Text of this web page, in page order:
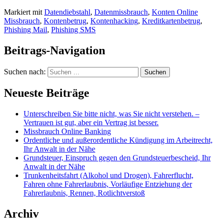
Markiert mit Datendiebstahl, Datenmissbrauch, Konten Online
Missbrauch, Kontenbetrug, Kontenhacking, Kreditkartenbetrug,
Phishing Mail, Phishing SMS
Beitrags-Navigation
Suchen nach:
Neueste Beiträge
Unterschreiben Sie bitte nicht, was Sie nicht verstehen. –
Vertrauen ist gut, aber ein Vertrag ist besser.
Missbrauch Online Banking
Ordentliche und außerordentliche Kündigung im Arbeitrecht,
Ihr Anwalt in der Nähe
Grundsteuer, Einspruch gegen den Grundsteuerbescheid, Ihr
Anwalt in der Nähe
Trunkenheitsfahrt (Alkohol und Drogen), Fahrerflucht,
Fahren ohne Fahrerlaubnis, Vorläufige Entziehung der
Fahrerlaubnis, Rennen, Rotlichtverstoß
Archiv